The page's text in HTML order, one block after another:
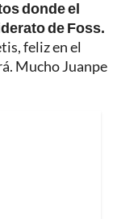
donde el
de Foss.
feliz en el
Mucho Juanpe